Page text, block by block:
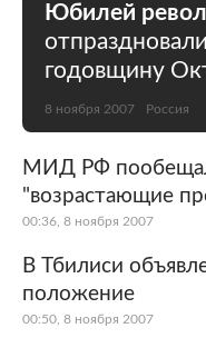
Юбилей
годовщину
8 ноября 2007 Россия
МИД РФ пообещал
"возрастающие
00:36, 8 ноября 2007
В Тбилиси
положение
00:50, 8 ноября 2007